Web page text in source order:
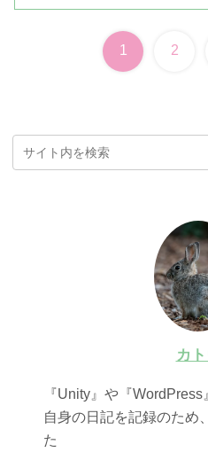
1 2
カ
『Unity』や『WordPress
自身の日記を記録のため
た